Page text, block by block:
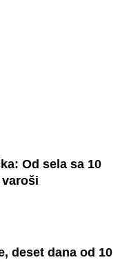
Od sela sa 10
deset dana od 10